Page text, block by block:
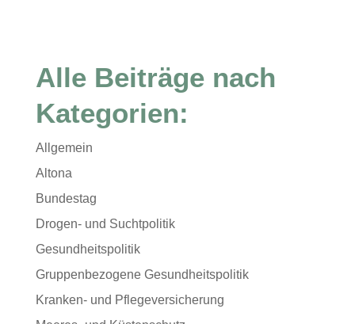
Alle Beiträge nach
Kategorien:
Allgemein
Altona
Bundestag
Drogen- und Suchtpolitik
Gesundheitspolitik
Gruppenbezogene Gesundheitspolitik
Kranken- und Pflegeversicherung